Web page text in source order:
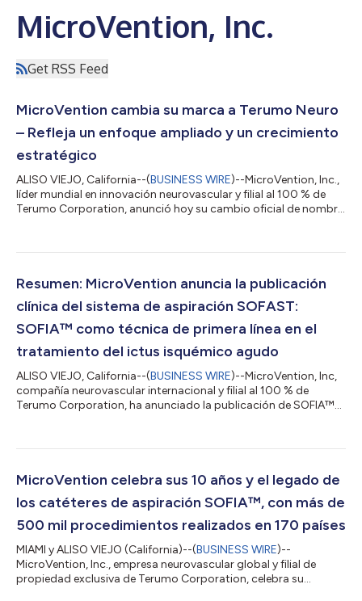
MicroVention, Inc.
Get RSS Feed
MicroVention cambia su marca a Terumo Neuro
– Refleja un enfoque ampliado y un crecimiento
estratégico
ALISO VIEJO, California--(BUSINESS WIRE)--MicroVention, Inc.,
líder mundial en innovación neurovascular y filial al 100 % de
Terumo Corporation, anunció hoy su cambio oficial de nombre
tiempo que mantiene su compromiso inquebrantable con la
el cuidado neurovascular. Fundada en 1997 y adquirida por
Resumen: MicroVention anuncia la publicación
clínica del sistema de aspiración SOFAST:
SOFIA™ como técnica de primera línea en el
tratamiento del ictus isquémico agudo
ALISO VIEJO, California--(BUSINESS WIRE)--MicroVention, Inc,
compañía neurovascular internacional y filial al 100 % de
Terumo Corporation, ha anunciado la publicación de SOFIA™
safety of the 6 French SOFIA™ Flow Plus Aspiration Catheter for
en el Journal of NeuroInterventional Surgery (JNIS). El estudio
MicroVention celebra sus 10 años y el legado de
los catéteres de aspiración SOFIA™, con más de
500 mil procedimientos realizados en 170 países
MIAMI y ALISO VIEJO (California)--(BUSINESS WIRE)--
MicroVention, Inc., empresa neurovascular global y filial de
propiedad exclusiva de Terumo Corporation, celebra su